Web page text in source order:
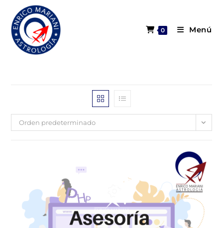
0 Menú
Orden predeterminado